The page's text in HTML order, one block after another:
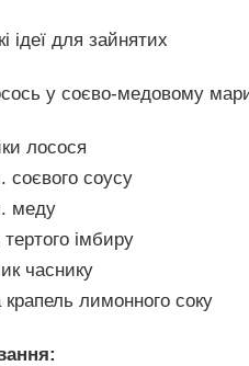
ідеї для зайнятих
у соєво-медовому
лосося
соусу
меду
імбиру
часнику
лимонного соку